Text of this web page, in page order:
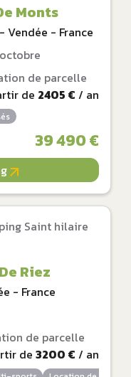
Monts
Vendée - France
de parcelle
de 2405 € / an
39 490 €
Riez
- France
de parcelle
de 3200 € / an